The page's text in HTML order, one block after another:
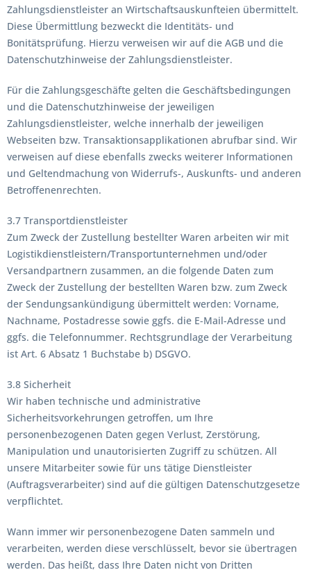
Zahlungsdienstleister an Wirtschaftsauskunfteien übermittelt.
Diese Übermittlung bezweckt die Identitäts- und
Bonitätsprüfung. Hierzu verweisen wir auf die AGB und die
Datenschutzhinweise der Zahlungsdienstleister.
Für die Zahlungsgeschäfte gelten die Geschäftsbedingungen
und die Datenschutzhinweise der jeweiligen
Zahlungsdienstleister, welche innerhalb der jeweiligen
Webseiten bzw. Transaktionsapplikationen abrufbar sind. Wir
verweisen auf diese ebenfalls zwecks weiterer Informationen
und Geltendmachung von Widerrufs-, Auskunfts- und anderen
Betroffenenrechten.
3.7 Transportdienstleister
Zum Zweck der Zustellung bestellter Waren arbeiten wir mit
Logistikdienstleistern/Transportunternehmen und/oder
Versandpartnern zusammen, an die folgende Daten zum
Zweck der Zustellung der bestellten Waren bzw. zum Zweck
der Sendungsankündigung übermittelt werden: Vorname,
Nachname, Postadresse sowie ggfs. die E-Mail-Adresse und
ggfs. die Telefonnummer. Rechtsgrundlage der Verarbeitung
ist Art. 6 Absatz 1 Buchstabe b) DSGVO.
3.8 Sicherheit
Wir haben technische und administrative
Sicherheitsvorkehrungen getroffen, um Ihre
personenbezogenen Daten gegen Verlust, Zerstörung,
Manipulation und unautorisierten Zugriff zu schützen. All
unsere Mitarbeiter sowie für uns tätige Dienstleister
(Auftragsverarbeiter) sind auf die gültigen Datenschutzgesetze
verpflichtet.
Wann immer wir personenbezogene Daten sammeln und
verarbeiten, werden diese verschlüsselt, bevor sie übertragen
werden. Das heißt, dass Ihre Daten nicht von Dritten